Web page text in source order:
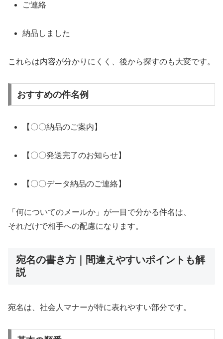
ご連絡
納品しました
これらは内容が分かりにくく、後から探すのも大変です。
おすすめの件名例
【〇〇納品のご案内】
【〇〇発送完了のお知らせ】
【〇〇データ納品のご連絡】
「何についてのメールか」が一目で分かる件名は、
それだけで相手への配慮になります。
宛名の書き方｜間違えやすいポイントも解
説
宛名は、社会人マナーが特に表れやすい部分です。